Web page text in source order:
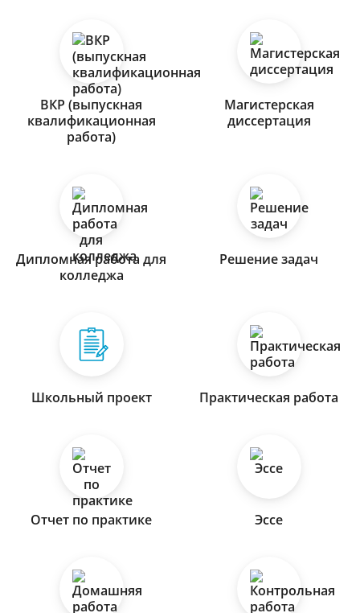
ВКР (выпускная
квалификационная
работа)
Магистерская
диссертация
Дипломная работа для
колледжа
Решение задач
Школьный проект Практическая работа
Отчет по практике Эссе